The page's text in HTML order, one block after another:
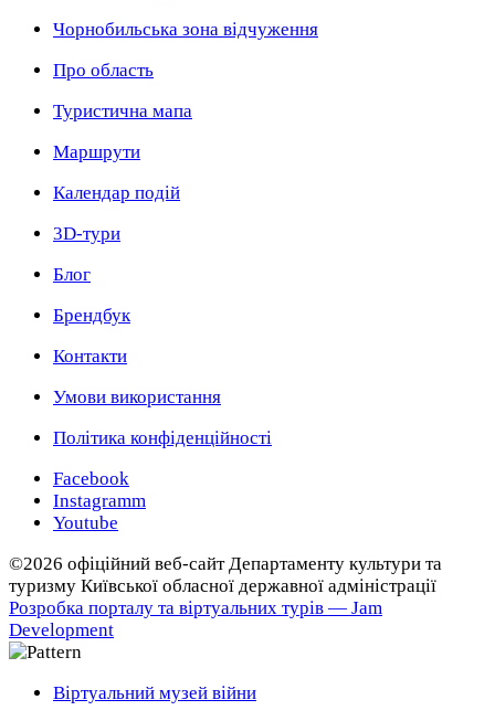
Чорнобильська зона відчуження
Про область
Туристична мапа
Маршрути
Календар подій
3D-тури
Блог
Брендбук
Контакти
Умови використання
Політика конфіденційності
Facebook
Instagramm
Youtube
©2026 офіційний веб-сайт Департаменту культури та
туризму Київської обласної державної адміністрації
Розробка порталу та віртуальних турів — Jam
Development
Віртуальний музей війни